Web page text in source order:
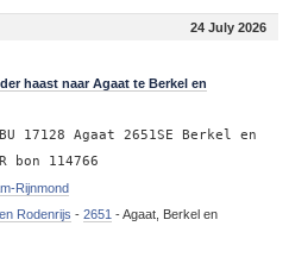
24 July 2026
haast naar Agaat te Berkel en
17128 Agaat 2651SE Berkel en
bon 114766
Rijnmond
Rodenrijs - 2651 -Agaat, Berkel en